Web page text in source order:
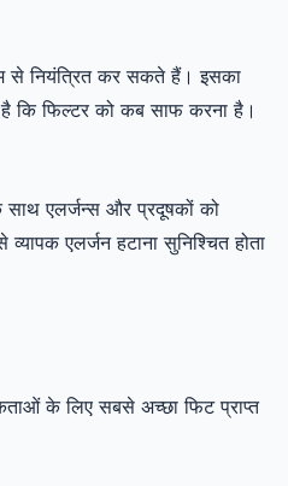
से नियंत्रित कर सकते हैं। इसका
कि फिल्टर को कब साफ करना है।
एलर्जन्स और प्रदूषकों को
एलर्जन हटाना सुनिश्चित होता
के लिए सबसे अच्छा फिट प्राप्त